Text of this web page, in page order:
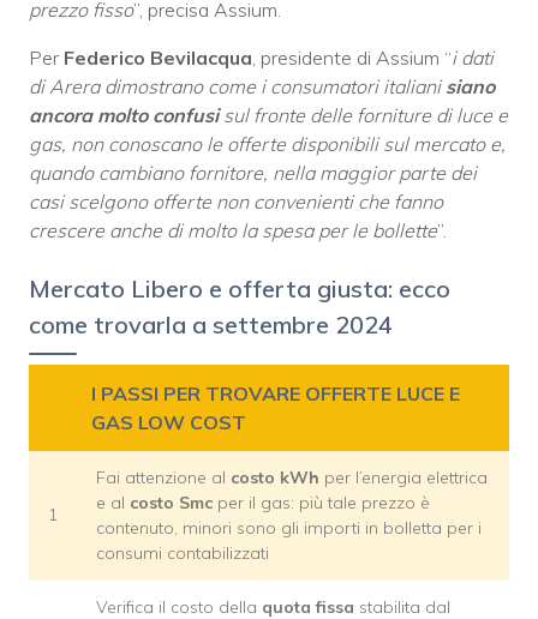
prezzo fisso”, precisa Assium.
Per Federico Bevilacqua , presidente di Assium “i dati
di Arera dimostrano come i consumatori italiani siano
ancora molto confusisul fronte delle forniture di luce e
gas, non conoscano le offerte disponibili sul mercato e,
quando cambiano fornitore, nella maggior parte dei
casi scelgono offerte non convenienti che fanno
crescere anche di molto la spesa per le bollette”.
Mercato Libero e offerta giusta: ecco
come trovarla a settembre 2024
I PASSI PER TROVARE OFFERTE LUCE E
GAS LOW COST
1
Fai attenzione al costo kWh per l’energia elettrica
e al costo Smc per il gas: più tale prezzo è
contenuto, minori sono gli importi in bolletta per i
consumi contabilizzati
Verifica il costo della quota fissa stabilita dal